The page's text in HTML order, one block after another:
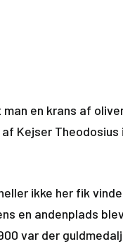
en krans af
Kejser Theodosius
ikke her fik
en andenplads
var der